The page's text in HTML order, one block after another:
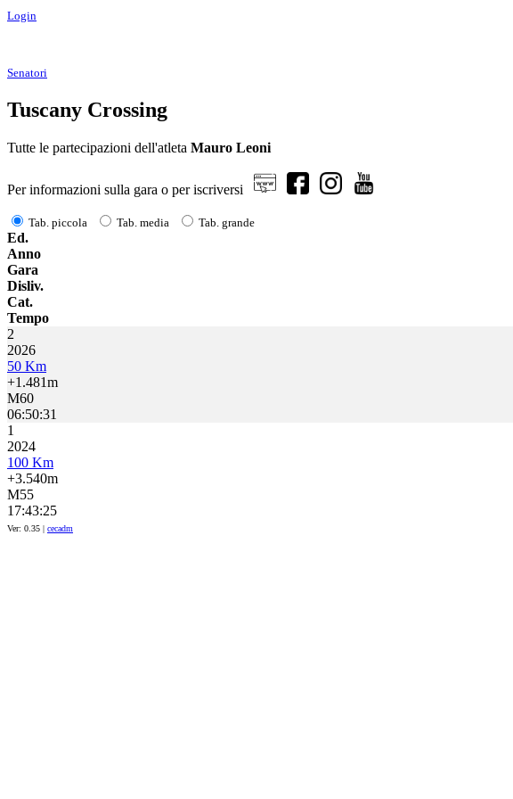
Login
Senatori
Tuscany Crossing
Tutte le partecipazioni dell'atleta Mauro Leoni
Per informazioni sulla gara o per iscriversi
Tab. piccola Tab. media Tab. grande
Ed.
Anno
Gara
Disliv.
Cat.
Tempo
2
2026
50 Km
+1.481m
M60
06:50:31
1
2024
100 Km
+3.540m
M55
17:43:25
Ver: 0.35 | cecadm